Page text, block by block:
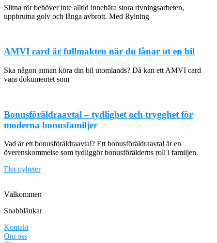
Slitna rör behöver inte alltid innebära stora rivningsarbeten,
uppbrutna golv och långa avbrott. Med Rylning
AMVI card är fullmakten när du lånar ut en bil
Ska någon annan köra din bil utomlands? Då kan ett AMVI card
vara dokumentet som
Bonusföräldraavtal – tydlighet och trygghet för
moderna bonusfamiljer
Vad är ett bonusföräldraavtal? Ett bonusföräldraavtal är en
överenskommelse som tydliggör bonusförälderns roll i familjen.
Fler nyheter
Välkommen
Snabblänkar
Kontakt
Om oss